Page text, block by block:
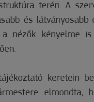
terén. A
és látványosabb
a nézők kényelme
keretein
elmondta,